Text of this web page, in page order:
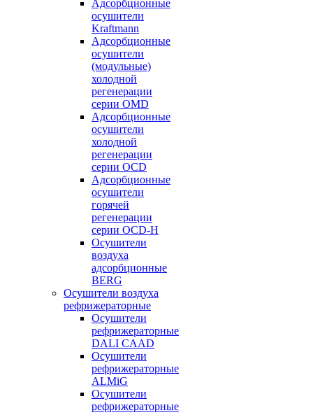
Адсорбционные
осушители
Kraftmann
Адсорбционные
осушители
(модульные)
холодной
регенерации
серии OMD
Адсорбционные
осушители
холодной
регенерации
серии OCD
Адсорбционные
осушители
горячей
регенерации
серии OСD-H
Осушители
воздуха
адсорбционные
BERG
Осушители воздуха
рефрижераторные
Осушители
рефрижераторные
DALI CAAD
Осушители
рефрижераторные
ALMiG
Осушители
рефрижераторные